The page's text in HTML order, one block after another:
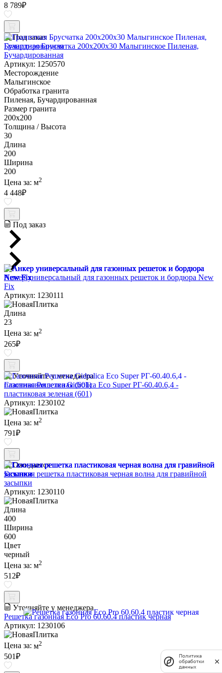
8 789₽
Под заказ
Гранитная Брусчатка 200х200x30 Малыгинское Пиленая,
Бучардированная
Артикул: 1250570
Месторождение
Малыгинское
Обработка гранита
Пиленая, Бучардированная
Размер гранита
200х200
Толщина / Высота
30
Длина
200
Ширина
200
Цена за: м2
4 448₽
Под заказ
Анкер универсальный для газонных решеток и бордюра New
Fix
Артикул: 1230111
Длина
23
Цена за: м2
265₽
Уточняйте у менеджера
Газонная Решетка Gidrolica Eco Super РГ-60.40.6,4 -
пластиковая зеленая (601)
Артикул: 1230102
Цена за: м2
791₽
Ожидается
Газонная решетка пластиковая черная волна для гравийной
засыпки
Артикул: 1230110
Длина
400
Ширина
600
Цвет
черный
Цена за: м2
512₽
Уточняйте у менеджера
Решетка газонная Eco Pro 60.60.4 пластик черная
Артикул: 1230106
Цена за: м2
501₽
Политика
обработки
данных